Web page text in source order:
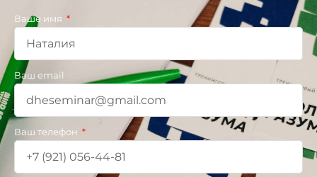
Ваше имя
Ваш email
Ваш телефон